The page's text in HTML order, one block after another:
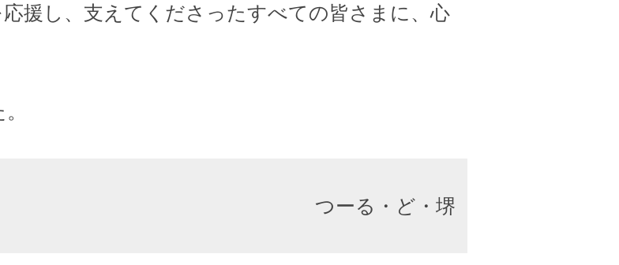
援し、支えてくださったすべての皆さまに、心
つーる・ど・堺